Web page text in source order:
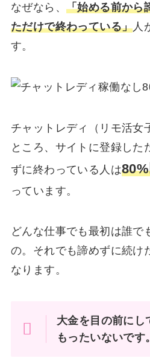
なぜなら、 「始める前から
ただけで終わっている」 人
す。
チャットレディ（リモ活女
ところ、サイトに登録した
ずに終わっている人は
っています。
どんな仕事でも最初は誰で
の。それでも諦めずに続け
なります。
大金を目の前にし
もったいないです。